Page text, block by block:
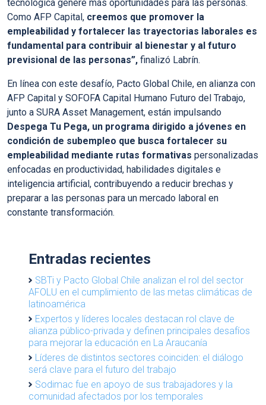
tecnológica genere más oportunidades para las personas.
Como AFP Capital, creemos que promover la
empleabilidad y fortalecer las trayectorias laborales es
fundamental para contribuir al bienestar y al futuro
previsional de las personas”, finalizó Labrín.
En línea con este desafío, Pacto Global Chile, en alianza con
AFP Capital y SOFOFA Capital Humano Futuro del Trabajo,
junto a SURA Asset Management, están impulsando
Despega Tu Pega, un programa dirigido a jóvenes en
condición de subempleo que busca fortalecer su
empleabilidad mediante rutas formativas personalizadas
enfocadas en productividad, habilidades digitales e
inteligencia artificial, contribuyendo a reducir brechas y
preparar a las personas para un mercado laboral en
constante transformación.
Entradas recientes
SBTi y Pacto Global Chile analizan el rol del sector
AFOLU en el cumplimiento de las metas climáticas de
latinoamérica
Expertos y líderes locales destacan rol clave de
alianza público-privada y definen principales desafíos
para mejorar la educación en La Araucanía
Líderes de distintos sectores coinciden: el diálogo
será clave para el futuro del trabajo
Sodimac fue en apoyo de sus trabajadores y la
comunidad afectados por los temporales